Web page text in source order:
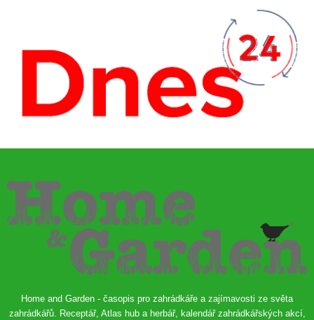
Home and Garden - časopis pro zahrádkáře a zajímavosti ze světa
zahrádkářů. Receptář, Atlas hub a herbář, kalendář zahrádkářských akcí,